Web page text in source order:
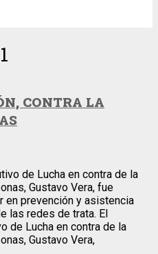
CONTRA LA
de Lucha en contra de la
Gustavo Vera, fue
en prevención y asistencia
las redes de trata. El
de Lucha en contra de la
Gustavo Vera,